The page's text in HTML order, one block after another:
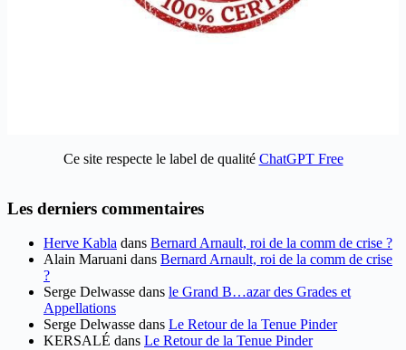
Ce site respecte le label de qualité ChatGPT Free
Les derniers commentaires
Herve Kabla dans Bernard Arnault, roi de la comm de crise ?
Alain Maruani dans Bernard Arnault, roi de la comm de crise
?
Serge Delwasse dans le Grand B…azar des Grades et
Appellations
Serge Delwasse dans Le Retour de la Tenue Pinder
KERSALÉ dans Le Retour de la Tenue Pinder